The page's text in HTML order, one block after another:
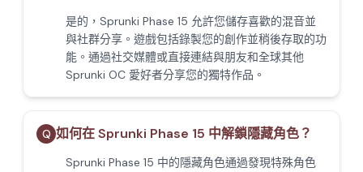
是的，Sprunki Phase 15 允許您儲存喜歡的混音並
與社群分享。遊戲包括錄製您的創作並稍後存取的功
能。通過社交媒體或直接連結與朋友和全球其他
Sprunki OC 愛好者分享您的獨特作品。
Q 如何在 Sprunki Phase 15 中解鎖隱藏角色？
Sprunki Phase 15 中的隱藏角色通過發現特殊角色